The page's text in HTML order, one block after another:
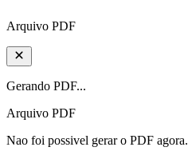
Arquivo PDF
Gerando PDF...
Arquivo PDF
Nao foi possivel gerar o PDF agora.